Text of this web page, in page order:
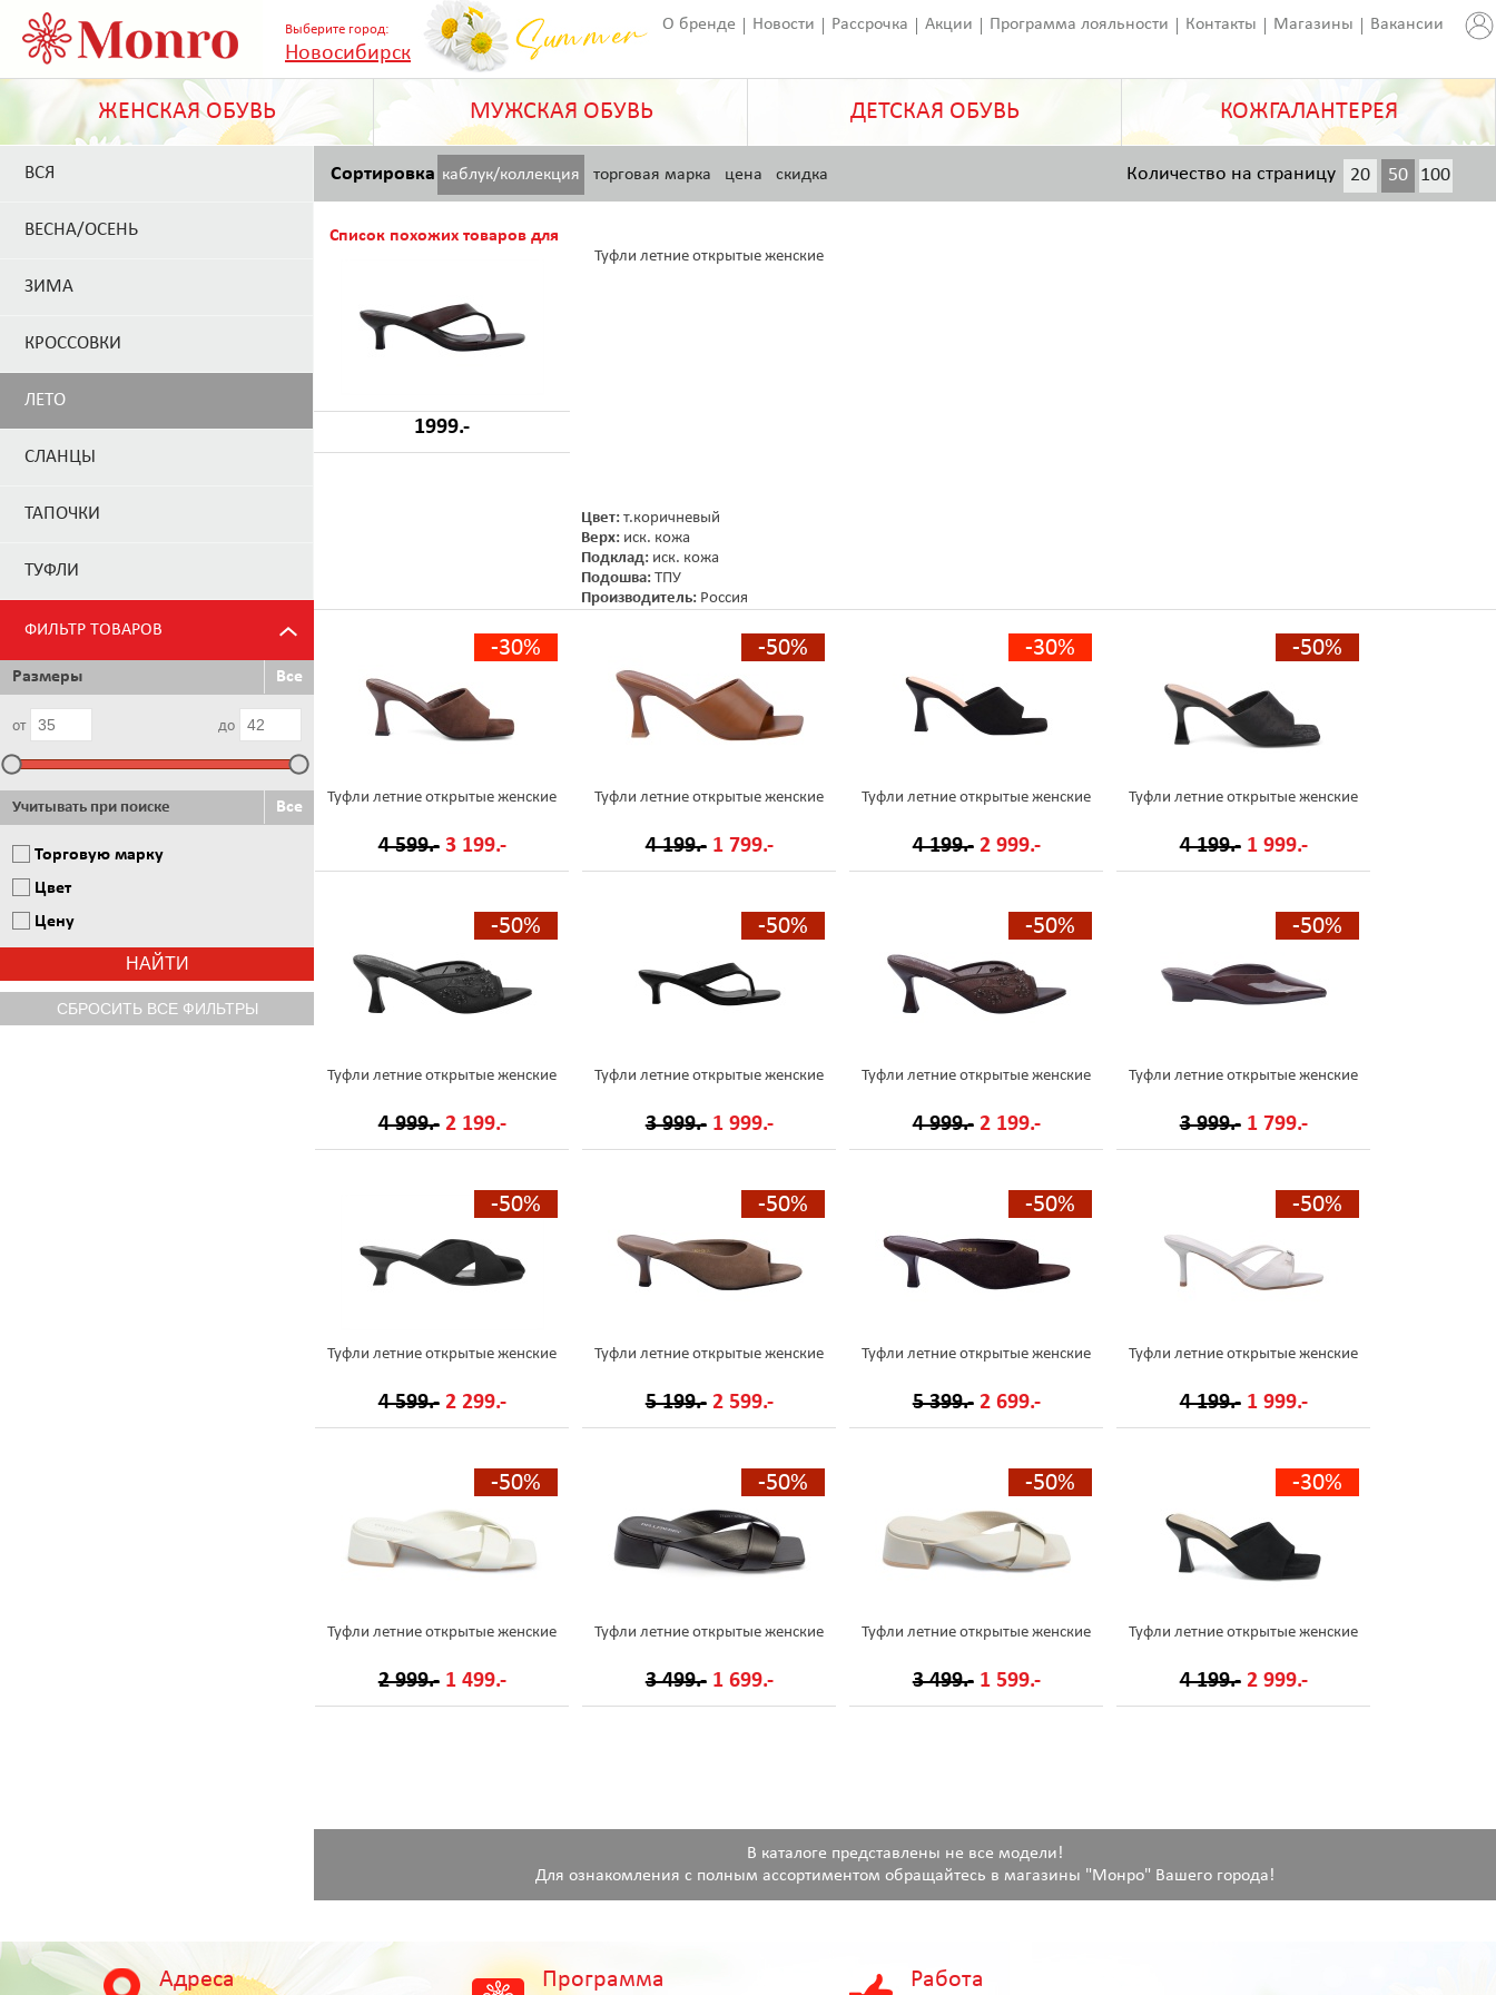
Выберите город:
Новосибирск
О бренде Новости Рассрочка Акции Программа лояльности Контакты Магазины Вакансии
ЖЕНСКАЯ ОБУВЬ МУЖСКАЯ ОБУВЬ ДЕТСКАЯ ОБУВЬ КОЖГАЛАНТЕРЕЯ
ВСЯ
ВЕСНА/ОСЕНЬ
ЗИМА
КРОССОВКИ
ЛЕТО
СЛАНЦЫ
ТАПОЧКИ
ТУФЛИ
ФИЛЬТР ТОВАРОВ
Размеры Все
от до
Учитывать при поиске Все
Торговую марку
Цвет
Цену
Сортировка каблук/коллекция торговая марка цена скидка 20 50 100
Количество на страницу
Список похожих товаров для
1999.-
Туфли летние открытые женские
Цвет: т.коричневый
Верх: иск. кожа
Подклад: иск. кожа
Подошва: ТПУ
Производитель: Россия
-30%
Туфли летние открытые женские
4 599.- 3 199.-
-50%
Туфли летние открытые женские
4 199.- 1 799.-
-30%
Туфли летние открытые женские
4 199.- 2 999.-
-50%
Туфли летние открытые женские
4 199.- 1 999.-
-50%
Туфли летние открытые женские
4 999.- 2 199.-
-50%
Туфли летние открытые женские
3 999.- 1 999.-
-50%
Туфли летние открытые женские
4 999.- 2 199.-
-50%
Туфли летние открытые женские
3 999.- 1 799.-
-50%
Туфли летние открытые женские
4 599.- 2 299.-
-50%
Туфли летние открытые женские
5 199.- 2 599.-
-50%
Туфли летние открытые женские
5 399.- 2 699.-
-50%
Туфли летние открытые женские
4 199.- 1 999.-
-50%
Туфли летние открытые женские
2 999.- 1 499.-
-50%
Туфли летние открытые женские
3 499.- 1 699.-
-50%
Туфли летние открытые женские
3 499.- 1 599.-
-30%
Туфли летние открытые женские
4 199.- 2 999.-
В каталоге представлены не все модели!
Для ознакомления с полным ассортиментом обращайтесь в магазины "Монро" Вашего города!
Адреса
Программа
Работа